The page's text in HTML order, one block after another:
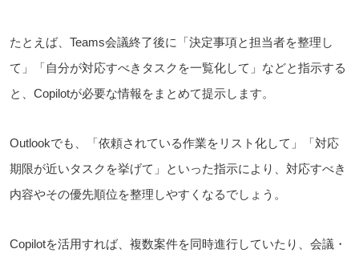
たとえば、Teams会議終了後に「決定事項と担当者を整理し
て」「自分が対応すべきタスクを一覧化して」などと指示する
と、Copilotが必要な情報をまとめて提示します。
Outlookでも、「依頼されている作業をリスト化して」「対応
期限が近いタスクを挙げて」といった指示により、対応すべき
内容やその優先順位を整理しやすくなるでしょう。
Copilotを活用すれば、複数案件を同時進行していたり、会議・